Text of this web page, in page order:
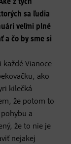
z tých
sa ľudia
veľmi plné
a čo by sme si
každé Vianoce
ako
kilečká
že potom to
a
že to nie je
nejakej